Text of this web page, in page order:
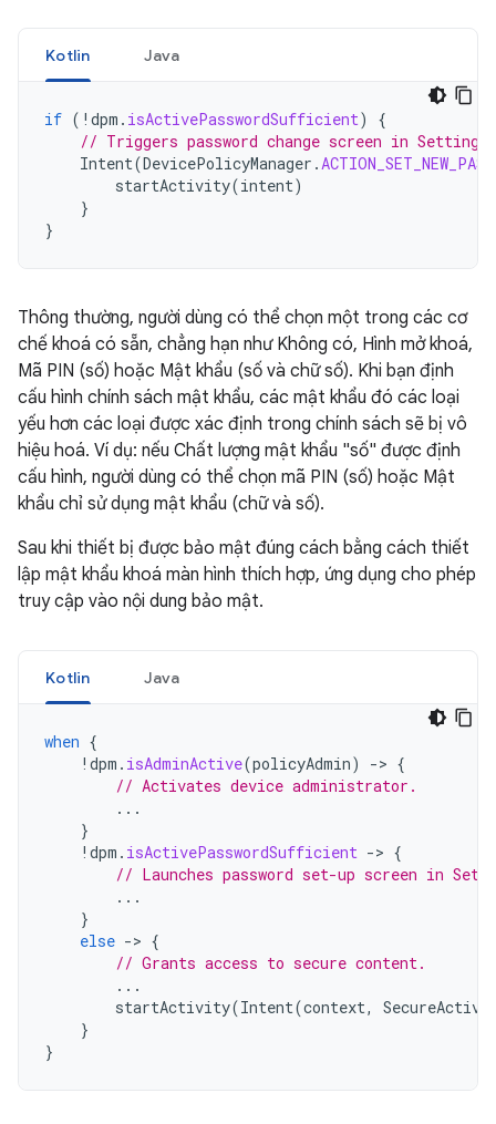
Kotlin Java
if ( ! dpm . isActivePasswordSufficient)
{
// Triggers password change screen in Settings.
Intent(DevicePolicyManager .
startActivity(intent)
}
}
Thông thường, người dùng có thể chọn một trong các cơ
chế khoá có sẵn, chẳng hạn như Không có, Hình mở khoá,
Mã PIN (số) hoặc Mật khẩu (số và chữ số). Khi bạn định
cấu hình chính sách mật khẩu, các mật khẩu đó các loại
yếu hơn các loại được xác định trong chính sách sẽ bị vô
hiệu hoá. Ví dụ: nếu Chất lượng mật khẩu "số" được định
cấu hình, người dùng có thể chọn mã PIN (số) hoặc Mật
khẩu chỉ sử dụng mật khẩu (chữ và số).
Sau khi thiết bị được bảo mật đúng cách bằng cách thiết
lập mật khẩu khoá màn hình thích hợp, ứng dụng cho phép
truy cập vào nội dung bảo mật.
Kotlin Java
when {
! dpm . isAdminActive(policyAdmin) -> {
// Activates device administrator.
...
}
! dpm . isActivePasswordSufficient -> {
// Launches password set-up screen in
...
}
else -> {
// Grants access to secure content.
...
startActivity(Intent(context,
}
}